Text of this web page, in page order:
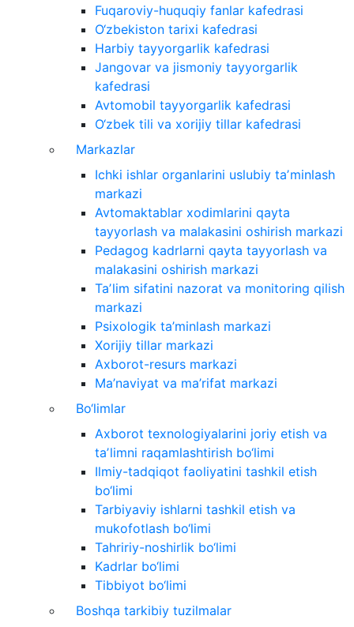
Fuqaroviy-huquqiy fanlar kafedrasi
O‘zbekiston tarixi kafedrasi
Harbiy tayyorgarlik kafedrasi
Jangovar va jismoniy tayyorgarlik
kafedrasi
Avtomobil tayyorgarlik kafedrasi
O‘zbek tili va xorijiy tillar kafedrasi
Markazlar
Ichki ishlar organlarini uslubiy taʼminlash
markazi
Avtomaktablar xodimlarini qayta
tayyorlash va malakasini oshirish markazi
Pedagog kadrlarni qayta tayyorlash va
malakasini oshirish markazi
Taʼlim sifatini nazorat va monitoring qilish
markazi
Psixologik ta’minlash markazi
Xorijiy tillar markazi
Axborot-resurs markazi
Ma’naviyat va ma’rifat markazi
Bo‘limlar
Axborot texnologiyalarini joriy etish va
taʼlimni raqamlashtirish bo‘limi
Ilmiy-tadqiqot faoliyatini tashkil etish
bo‘limi
Tarbiyaviy ishlarni tashkil etish va
mukofotlash bo‘limi
Tahririy-noshirlik bo‘limi
Kadrlar bo‘limi
Tibbiyot bo‘limi
Boshqa tarkibiy tuzilmalar